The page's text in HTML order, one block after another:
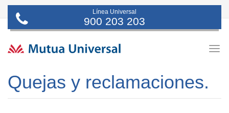
Línea Universal
900 203 203
Quejas y reclamaciones.